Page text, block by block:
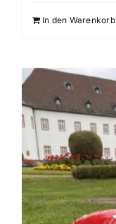
In den Warenkorb